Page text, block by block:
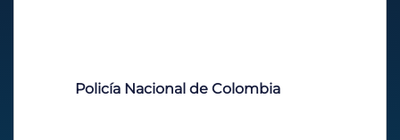
Policía Nacional de Colombia